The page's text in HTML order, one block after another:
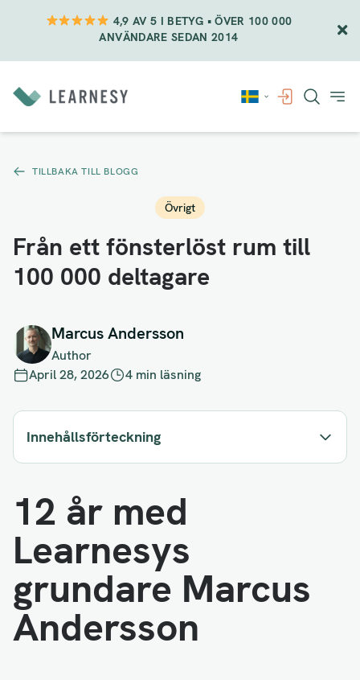
4,9 AV 5 I BETYG • ÖVER 100 000
ANVÄNDARE SEDAN 2014
till
innehåll
TILLBAKA TILL BLOGG
Övrigt
Från ett fönsterlöst rum till
100 000 deltagare
Marcus Andersson
Author
April 28, 2026
4 min läsning
Innehållsförteckning
12 år med
Learnesys
grundare Marcus
Andersson